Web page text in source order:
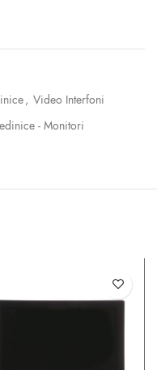
, Video Interfoni
- Monitori